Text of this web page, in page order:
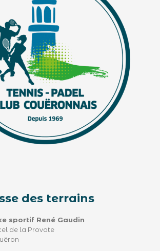
des terrains
sportif René Gaudin
de la Provote